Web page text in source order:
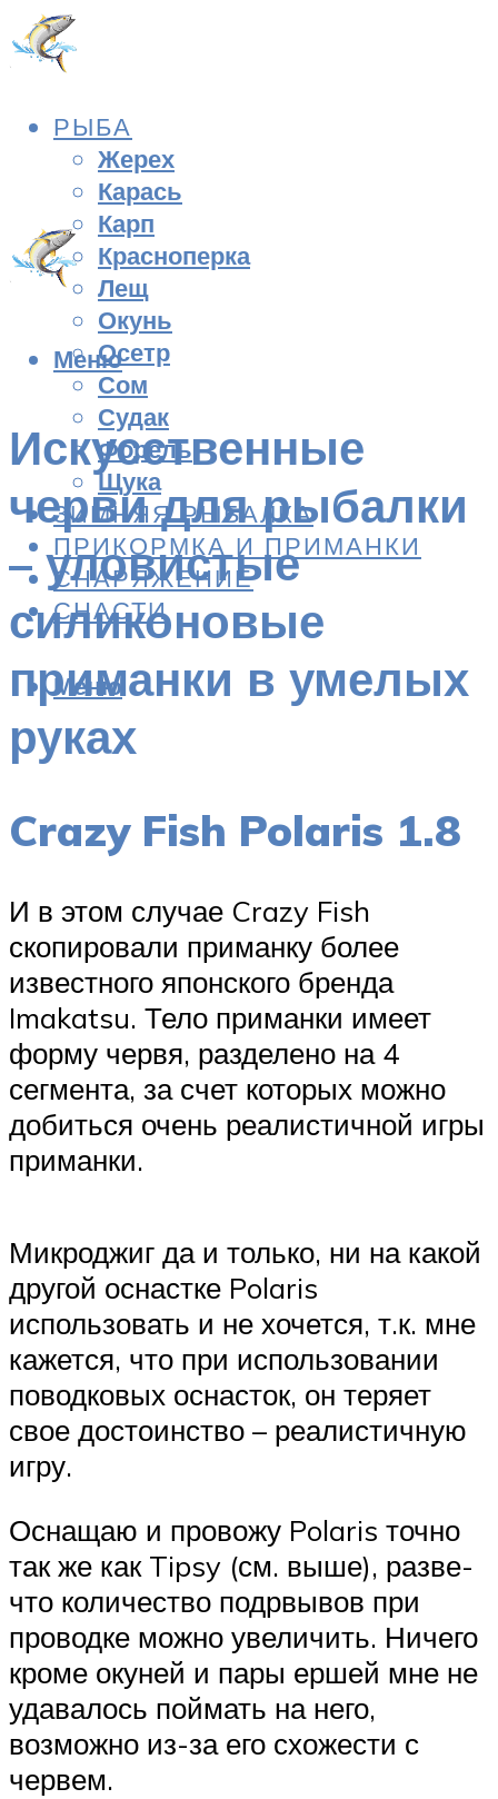
РЫБА
Жерех
Карась
Карп
Красноперка
Лещ
Окунь
Осетр
Сом
Судак
Форель
Щука
ЗИМНЯЯ РЫБАЛКА
ПРИКОРМКА И ПРИМАНКИ
СНАРЯЖЕНИЕ
СНАСТИ
Меню
Меню
Искусственные
черви для рыбалки
– уловистые
силиконовые
приманки в умелых
руках
Crazy Fish Polaris 1.8
И в этом случае Crazy Fish
скопировали приманку более
известного японского бренда
Imakatsu. Тело приманки имеет
форму червя, разделено на 4
сегмента, за счет которых можно
добиться очень реалистичной игры
приманки.
Микроджиг да и только, ни на какой
другой оснастке Polaris
использовать и не хочется, т.к. мне
кажется, что при использовании
поводковых оснасток, он теряет
свое достоинство – реалистичную
игру.
Оснащаю и провожу Polaris точно
так же как Tipsy (см. выше), разве-
что количество подрвывов при
проводке можно увеличить. Ничего
кроме окуней и пары ершей мне не
удавалось поймать на него,
возможно из-за его схожести с
червем.